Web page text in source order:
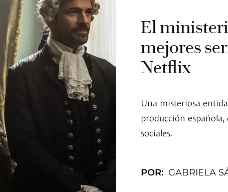
El
mejores
Netflix
Una misteriosa
producción
sociales.
POR: GABRIELA